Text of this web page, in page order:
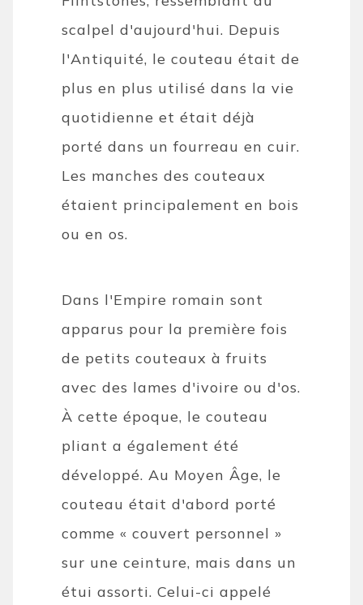
scalpel d'aujourd'hui. Depuis
l'Antiquité, le couteau était de
plus en plus utilisé dans la vie
quotidienne et était déjà
porté dans un fourreau en cuir.
Les manches des couteaux
étaient principalement en bois
ou en os.
Dans l'Empire romain sont
apparus pour la première fois
de petits couteaux à fruits
avec des lames d'ivoire ou d'os.
À cette époque, le couteau
pliant a également été
développé. Au Moyen Âge, le
couteau était d'abord porté
comme « couvert personnel »
sur une ceinture, mais dans un
étui assorti. Celui-ci appelé